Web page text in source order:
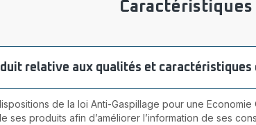
relative aux qualités et
de la loi Anti-Gaspillage pour une
ses produits afin d’améliorer l’information de ses